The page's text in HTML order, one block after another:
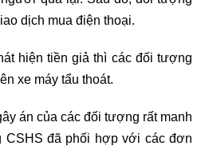
dịch mua điện thoại.
hiện tiền giả thì các đối tượng
xe máy tẩu thoát.
án của các đối tượng rất manh
CSHS đã phối hợp với các đơn